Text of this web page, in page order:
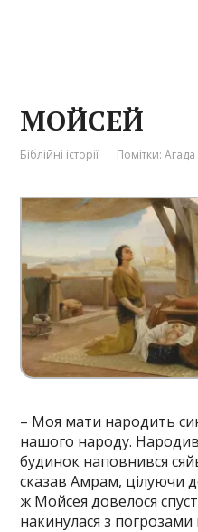
МОЙСЕЙ
Біблійні історії Помітки:Агада
– Моя мати народить
нашого народу.
будинок наповнився
сказав Амрам, цілуючи
ж Мойсея довелося
накинулася з погрозами